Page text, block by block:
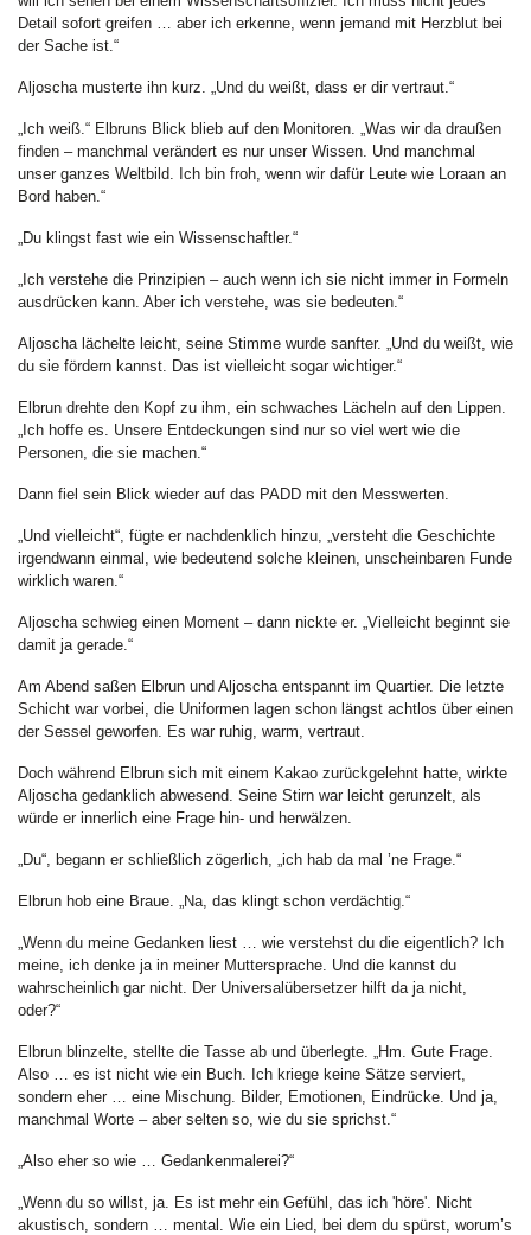
Detail sofort greifen … aber ich erkenne, wenn jemand mit Herzblut bei
der Sache ist.“
Aljoscha musterte ihn kurz. „Und du weißt, dass er dir vertraut.“
„Ich weiß.“ Elbruns Blick blieb auf den Monitoren. „Was wir da draußen
finden – manchmal verändert es nur unser Wissen. Und manchmal
unser ganzes Weltbild. Ich bin froh, wenn wir dafür Leute wie Loraan an
Bord haben.“
„Du klingst fast wie ein Wissenschaftler.“
„Ich verstehe die Prinzipien – auch wenn ich sie nicht immer in Formeln
ausdrücken kann. Aber ich verstehe, was sie bedeuten.“
Aljoscha lächelte leicht, seine Stimme wurde sanfter. „Und du weißt, wie
du sie fördern kannst. Das ist vielleicht sogar wichtiger.“
Elbrun drehte den Kopf zu ihm, ein schwaches Lächeln auf den Lippen.
„Ich hoffe es. Unsere Entdeckungen sind nur so viel wert wie die
Personen, die sie machen.“
Dann fiel sein Blick wieder auf das PADD mit den Messwerten.
„Und vielleicht“, fügte er nachdenklich hinzu, „versteht die Geschichte
irgendwann einmal, wie bedeutend solche kleinen, unscheinbaren Funde
wirklich waren.“
Aljoscha schwieg einen Moment – dann nickte er. „Vielleicht beginnt sie
damit ja gerade.“
Am Abend saßen Elbrun und Aljoscha entspannt im Quartier. Die letzte
Schicht war vorbei, die Uniformen lagen schon längst achtlos über einen
der Sessel geworfen. Es war ruhig, warm, vertraut.
Doch während Elbrun sich mit einem Kakao zurückgelehnt hatte, wirkte
Aljoscha gedanklich abwesend. Seine Stirn war leicht gerunzelt, als
würde er innerlich eine Frage hin- und herwälzen.
„Du“, begann er schließlich zögerlich, „ich hab da mal ’ne Frage.“
Elbrun hob eine Braue. „Na, das klingt schon verdächtig.“
„Wenn du meine Gedanken liest … wie verstehst du die eigentlich? Ich
meine, ich denke ja in meiner Muttersprache. Und die kannst du
wahrscheinlich gar nicht. Der Universalübersetzer hilft da ja nicht,
oder?“
Elbrun blinzelte, stellte die Tasse ab und überlegte. „Hm. Gute Frage.
Also … es ist nicht wie ein Buch. Ich kriege keine Sätze serviert,
sondern eher … eine Mischung. Bilder, Emotionen, Eindrücke. Und ja,
manchmal Worte – aber selten so, wie du sie sprichst.“
„Also eher so wie … Gedankenmalerei?“
„Wenn du so willst, ja. Es ist mehr ein Gefühl, das ich 'höre'. Nicht
akustisch, sondern … mental. Wie ein Lied, bei dem du spürst, worum’s